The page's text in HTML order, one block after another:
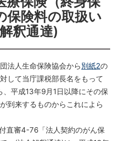
保険料の取扱い
釈通達)
法人生命保険協会から別紙2の
して当庁課税部長名をもって
、平成13年9月1日以降にその保
到来するものからこれによら
直審4-76「法人契約のがん保